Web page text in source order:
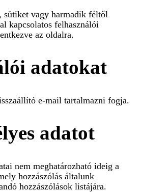
sütiket vagy harmadik féltől
kapcsolatos felhasználói
az oldalra.
adatokat
e-mail tartalmazni fogja.
adatot
nem meghatározható ideig a
hozzászólás általunk
hozzászólások listájára.